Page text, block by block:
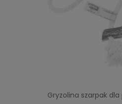
Gryzolina szarpak